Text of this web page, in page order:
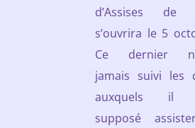
d’Assises de
s’ouvrira le 5
Ce dernier
jamais suivi les
auxquels il
supposé